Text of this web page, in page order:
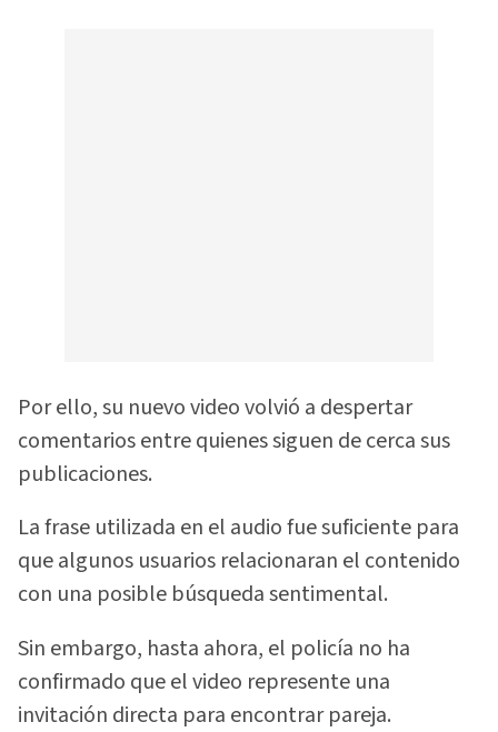
Por ello, su nuevo video volvió a despertar
comentarios entre quienes siguen de cerca sus
publicaciones.
La frase utilizada en el audio fue suficiente para
que algunos usuarios relacionaran el contenido
con una posible búsqueda sentimental.
Sin embargo, hasta ahora, el policía no ha
confirmado que el video represente una
invitación directa para encontrar pareja.